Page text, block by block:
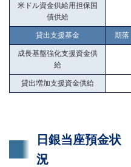
米ドル資金供給用担保国
債供給
貸出支援基金 期落
成長基盤強化支援資金供
給
貸出増加支援資金供給
日銀当座預金状
況